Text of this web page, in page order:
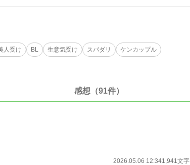
人受け BL 生意気受け スパダリ ケンカップル
感想（91件）
2026.05.06 12:341,941文字